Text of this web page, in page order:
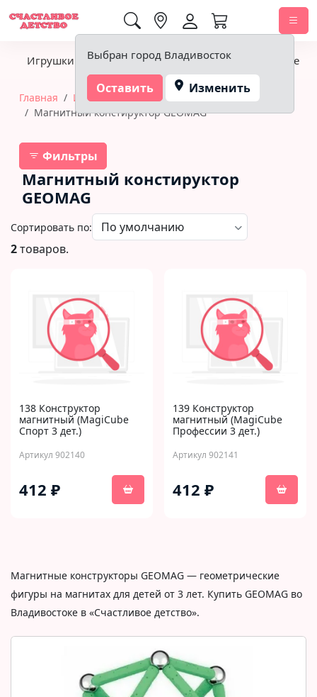
Выбран город Владивосток
Оставить Изменить
Игрушки Детское питание Подгузники, гигиена
Главная Игрушки
Конструкторы
Магнитный констируктор GEOMAG
Фильтры
Магнитный констируктор
GEOMAG
Сортировать по:
2товаров.
138 Конструктор
магнитный (MagiCube
Спорт 3 дет.)
Артикул 902140
412 ₽
139 Конструктор
магнитный (MagiCube
Профессии 3 дет.)
Артикул 902141
412 ₽
Магнитные конструкторы GEOMAG — геометрические
фигуры на магнитах для детей от 3 лет. Купить GEOMAG во
Владивостоке в «Счастливое детство».